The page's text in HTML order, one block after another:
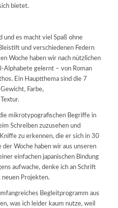
bietet.
und es macht viel Spaß ohne
und verschiedenen Federn
Woche haben wir nach nützlichen
Alphabete gelernt – von Roman
Ein Hauptthema sind die 7
Farbe,
mikrotypografischen Begriffe in
Schreiben zuzusehen und
zu erkennen, die er sich in 30
Woche haben wir aus unseren
einfachen japanischen Bindung
aufwache, denke ich an Schrift
neuen Projekten.
Begleitprogramm aus
was ich leider kaum nutze, weil